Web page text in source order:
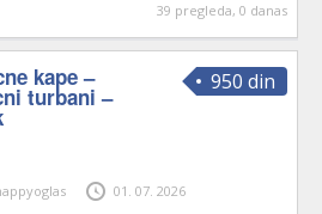
39 pregleda, 0 danas
950 din
kape –
turbani –
01. 07. 2026